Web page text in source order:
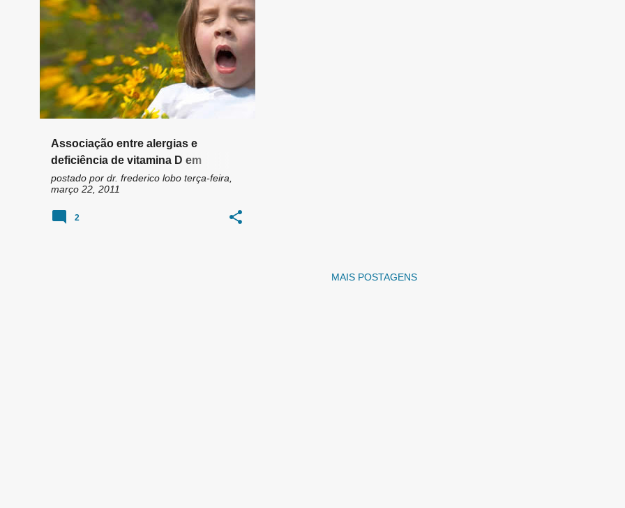
n
s
Associação entre alergias e
deficiência de vitamina D em
crianças e adolescentes
postado por dr. frederico lobo terça-feira,
março 22, 2011
ALERGIA ALIMENTAR ALLERGIA 1
2
MAIS POSTAGENS